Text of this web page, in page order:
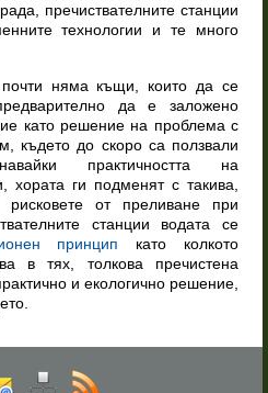
пречиствателните станции
технологии и те много
няма къщи, които да се
да е заложено
като решение на проблема с
където до скоро са ползвали
практичността на
хората ги подменят с такива,
рисковете от преливане при
станции водата се
принцип като колкото
в тях, толкова пречистена
и екологично решение,